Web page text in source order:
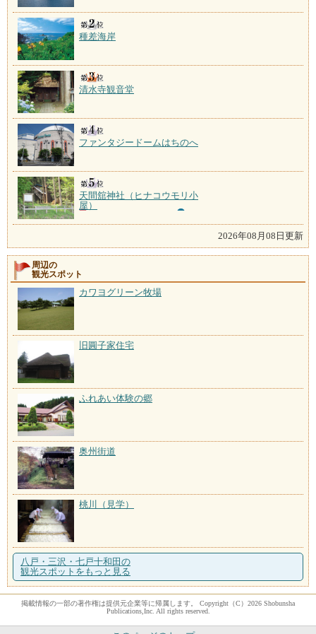
種差海岸
清水寺観音堂
ファンタジードームはちのへ
天間舘神社（ヒナコウモリ小
屋）
2026年08月08日更新
周辺の
観光スポット
カワヨグリーン牧場
旧圓子家住宅
ふれあい体験の郷
奥州街道
桃川（見学）
八戸・三沢・七戸十和田の
観光スポットをもっと見る
掲載情報の一部の著作権は提供元企業等に帰属します。 Copyright（C）2026 Shobunsha
Publications,Inc. All rights reserved.